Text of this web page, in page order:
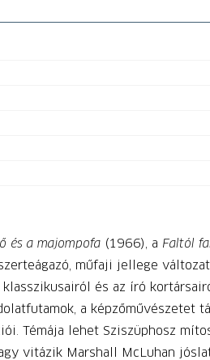
és a majompofa (1966), a Faltól
műfaji jellege
és az író
a képzőművészetet
Témája lehet Sziszüphosz
vitázik Marshall McLuhan